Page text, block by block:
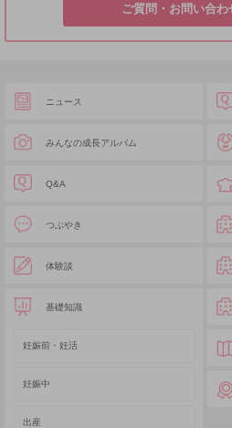
ご質問・お問い合わ
ニュース
みんなの成長アルバム
Q&A
つぶやき
体験談
基礎知識
妊娠前・妊活
妊娠中
出産